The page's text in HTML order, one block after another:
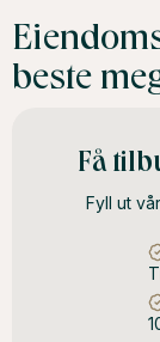
beste
Få
Fyll ut